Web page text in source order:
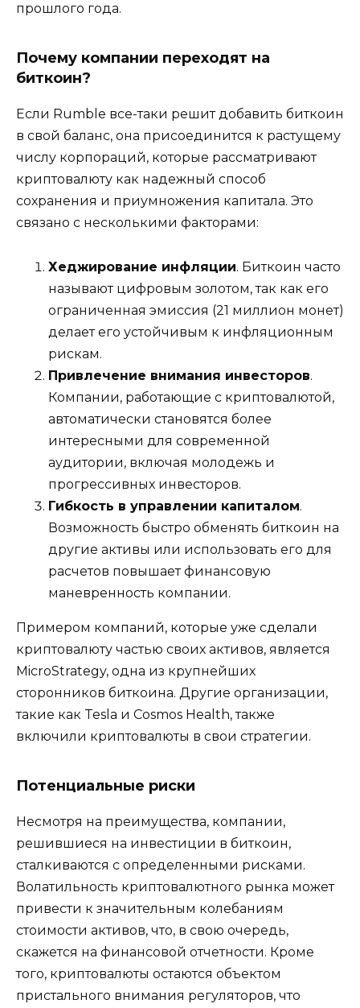
прошлого года.
Почему компании переходят на
биткоин?
Если Rumble все-таки решит добавить биткоин
в свой баланс, она присоединится к растущему
числу корпораций, которые рассматривают
криптовалюту как надежный способ
сохранения и приумножения капитала. Это
связано с несколькими факторами:
Хеджирование инфляции. Биткоин часто
называют цифровым золотом, так как его
ограниченная эмиссия (21 миллион монет)
делает его устойчивым к инфляционным
рискам.
Привлечение внимания инвесторов.
Компании, работающие с криптовалютой,
автоматически становятся более
интересными для современной
аудитории, включая молодежь и
прогрессивных инвесторов.
Гибкость в управлении капиталом.
Возможность быстро обменять биткоин на
другие активы или использовать его для
расчетов повышает финансовую
маневренность компании.
Примером компаний, которые уже сделали
криптовалюту частью своих активов, является
MicroStrategy, одна из крупнейших
сторонников биткоина. Другие организации,
такие как Tesla и Cosmos Health, также
включили криптовалюты в свои стратегии.
Потенциальные риски
Несмотря на преимущества, компании,
решившиеся на инвестиции в биткоин,
сталкиваются с определенными рисками.
Волатильность криптовалютного рынка может
привести к значительным колебаниям
стоимости активов, что, в свою очередь,
скажется на финансовой отчетности. Кроме
того, криптовалюты остаются объектом
пристального внимания регуляторов, что